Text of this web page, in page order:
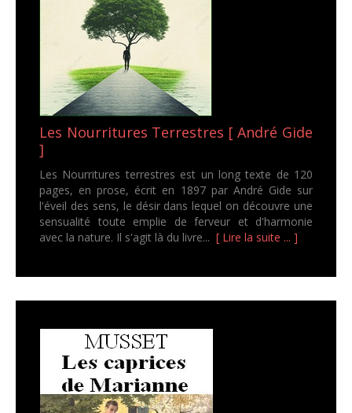
Les Nourritures Terrestres [ André Gide
]
Les Nourritures terrestres est un long texte de 120
pages, en prose, écrit en 1897 par André Gide sur
l'éveil des sens, le désir dans lequel on découvre une
sensualité toute emplie de ferveur et d'harmonie
avec la nature. Il s'agit là du livre... [ Lire la suite ... ]